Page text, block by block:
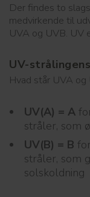
Der findes to
medvirkende til
UVA og UVB. UV
UV-
Hvad står UVA
UV(A) = A
stråler, som
UV(B) = B
stråler, som
solskoldning